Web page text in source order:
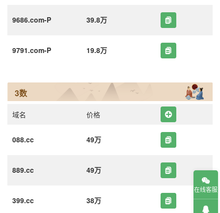
9686.com-P 39.8万
9791.com-P 19.8万
3数
域名 价格
088.cc 49万
889.cc 49万
399.cc 38万
在线客服